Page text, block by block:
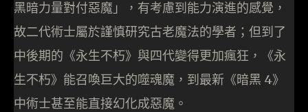
黑暗力量對付惡魔」，有考慮到能力演進的感覺，
故二代術士屬於謹慎研究古老魔法的學者；但到了
中後期的《永生不朽》與四代變得更加瘋狂，《永
生不朽》能召喚巨大的噬魂魔，到最新《暗黑 4》
中術士甚至能直接幻化成惡魔。